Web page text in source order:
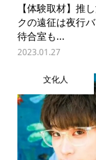
【体験取材】推
クの遠征は夜行
待合室も...
2023.01.27
文化人